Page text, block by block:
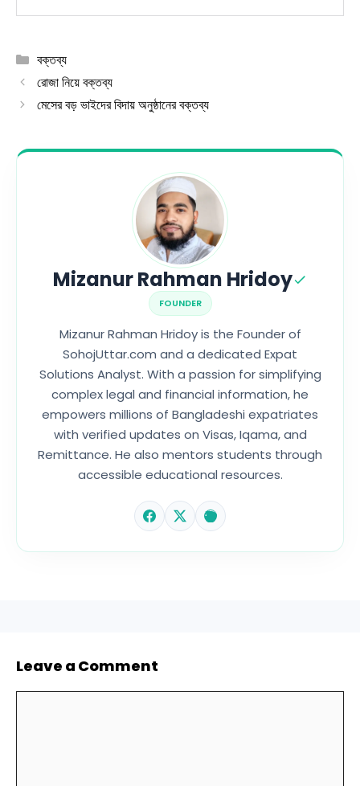
Categories
বক্তব্য
রোজা নিয়ে বক্তব্য
মেসের বড় ভাইদের বিদায় অনুষ্ঠানের বক্তব্য
Mizanur Rahman Hridoy
FOUNDER
Mizanur Rahman Hridoy is the Founder of
SohojUttar.com and a dedicated Expat
Solutions Analyst. With a passion for simplifying
complex legal and financial information, he
empowers millions of Bangladeshi expatriates
with verified updates on Visas, Iqama, and
Remittance. He also mentors students through
accessible educational resources.
Leave a Comment